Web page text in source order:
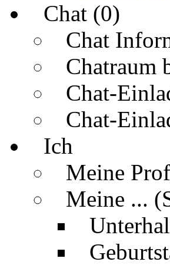
Chat (0)
Chat
Chatraum
Chat-
Chat-
Ich
Meine
Meine ...